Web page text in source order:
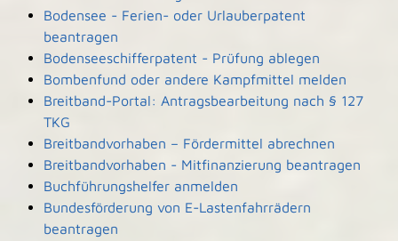
Bodensee - Ferien- oder Urlauberpatent
beantragen
Bodenseeschifferpatent - Prüfung ablegen
Bombenfund oder andere Kampfmittel melden
Breitband-Portal: Antragsbearbeitung nach § 127
TKG
Breitbandvorhaben – Fördermittel abrechnen
Breitbandvorhaben - Mitfinanzierung beantragen
Buchführungshelfer anmelden
Bundesförderung von E-Lastenfahrrädern
beantragen